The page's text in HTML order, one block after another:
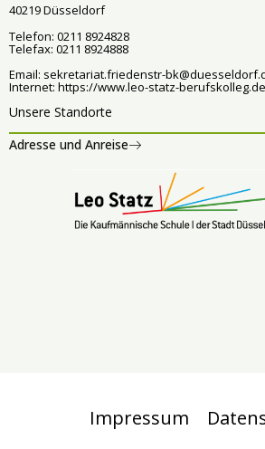
40219 Düsseldorf
Telefon: 0211 8924828
Telefax: 0211 8924888
Email: sekretariat.friedenstr-
Internet: https://www.leo-statz-berufskolleg.de
Unsere Standorte
Adresse und Anreise
Impressum